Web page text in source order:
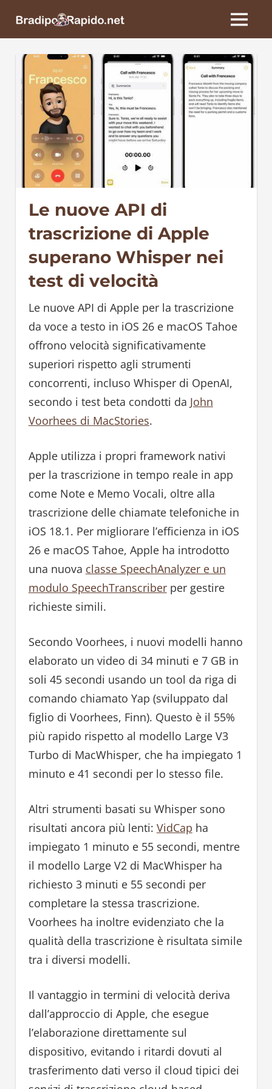
BradipoRapido.net
MENU
Le nuove API di
trascrizione di Apple
superano Whisper nei
test di velocità
Le nuove API di Apple per la trascrizione
da voce a testo in iOS 26 e macOS Tahoe
offrono velocità significativamente
superiori rispetto agli strumenti
concorrenti, incluso Whisper di OpenAI,
secondo i test beta condotti da John
Voorhees di MacStories.
Apple utilizza i propri framework nativi
per la trascrizione in tempo reale in app
come Note e Memo Vocali, oltre alla
trascrizione delle chiamate telefoniche in
iOS 18.1. Per migliorare l’efficienza in iOS
26 e macOS Tahoe, Apple ha introdotto
una nuova classe SpeechAnalyzer e un
modulo SpeechTranscriberper gestire
richieste simili.
Secondo Voorhees, i nuovi modelli hanno
elaborato un video di 34 minuti e 7 GB in
soli 45 secondi usando un tool da riga di
comando chiamato Yap (sviluppato dal
figlio di Voorhees, Finn). Questo è il 55%
più rapido rispetto al modello Large V3
Turbo di MacWhisper, che ha impiegato 1
minuto e 41 secondi per lo stesso file.
Altri strumenti basati su Whisper sono
risultati ancora più lenti: VidCap ha
impiegato 1 minuto e 55 secondi, mentre
il modello Large V2 di MacWhisper ha
richiesto 3 minuti e 55 secondi per
completare la stessa trascrizione.
Voorhees ha inoltre evidenziato che la
qualità della trascrizione è risultata simile
tra i diversi modelli.
Il vantaggio in termini di velocità deriva
dall’approccio di Apple, che esegue
l’elaborazione direttamente sul
dispositivo, evitando i ritardi dovuti al
trasferimento dati verso il cloud tipici dei